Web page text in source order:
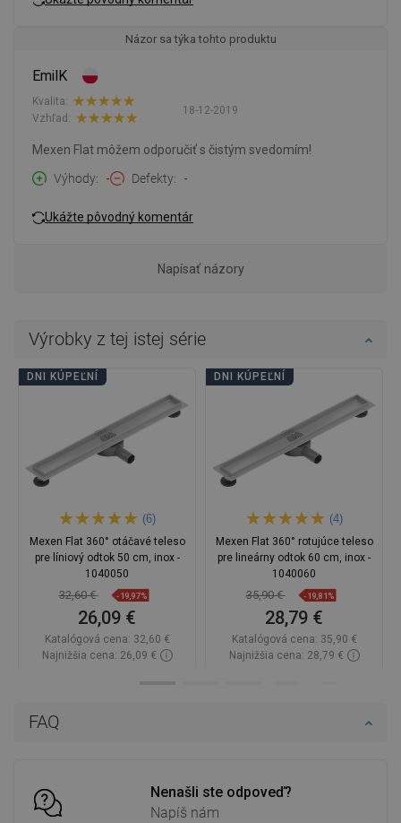
FAQ
Nenašli ste odpoveď?
Napíš nám
Názor sa týka tohto produktu
EmilK
18-12-2019
Kvalita:
Vzhľad:
Mexen Flat môžem odporučiť s čistým svedomím!
Výhody
- Defekty -
Ukážte pôvodný komentár
Napísať názory
Výrobky z tej istej série
DNI KÚPEĽNÍ
(6)
Mexen Flat 360° otáčavé teleso
pre líniový odtok 50 cm, inox -
1040050
32,60 € -19,97%
26,09 €
Katalógová cena: 32,60 €
Najnižšia cena: 26,09 €
DNI KÚPEĽNÍ
(4)
Mexen Flat 360° rotujúce teleso
pre lineárny odtok 60 cm, inox -
1040060
35,90 € -19,81%
28,79 €
Katalógová cena: 35,90 €
Najnižšia cena: 28,79 €